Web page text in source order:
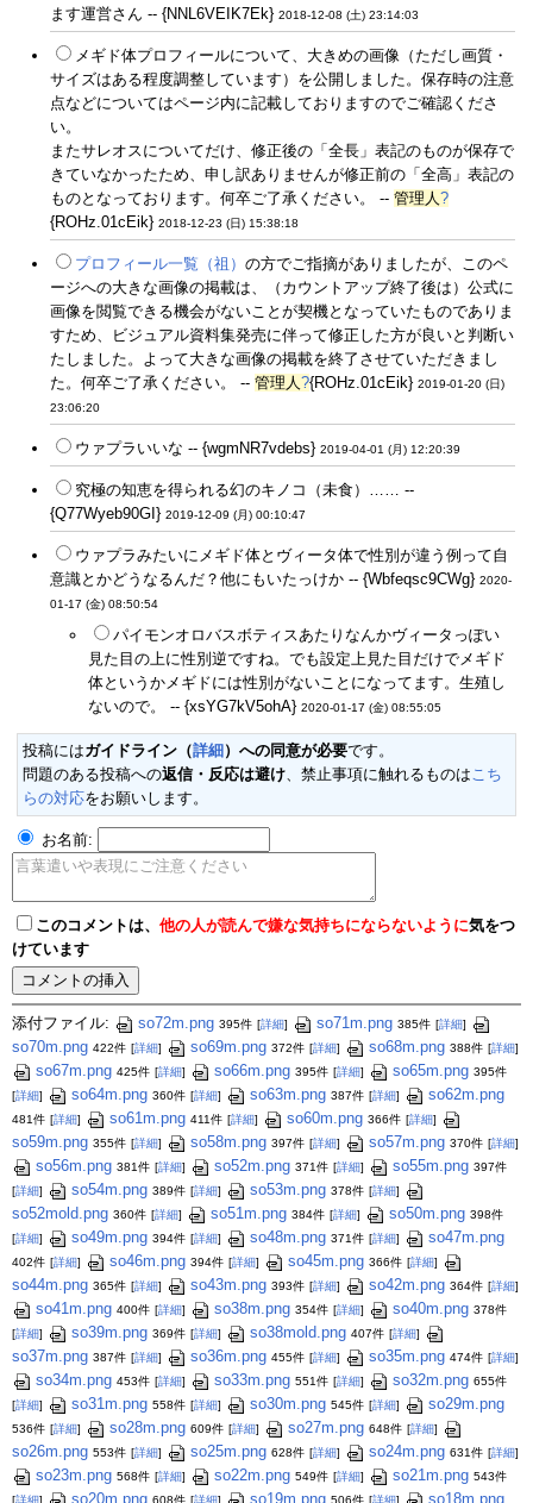
ます運営さん -- {NNL6VEIK7Ek} 2018-12-08 (土) 23:14:03
メギド体プロフィールについて、大きめの画像（ただし画質・
サイズはある程度調整しています）を公開しました。保存時の注意
点などについてはページ内に記載しておりますのでご確認くださ
い。
またサレオスについてだけ、修正後の「全長」表記のものが保存で
きていなかったため、申し訳ありませんが修正前の「全高」表記の
ものとなっております。何卒ご了承ください。 -- 管理人?
{ROHz.01cEik} 2018-12-23 (日) 15:38:18
プロフィール一覧（祖） の方でご指摘がありましたが、このペ
ージへの大きな画像の掲載は、（カウントアップ終了後は）公式に
画像を閲覧できる機会がないことが契機となっていたものでありま
すため、ビジュアル資料集発売に伴って修正した方が良いと判断い
たしました。よって大きな画像の掲載を終了させていただきまし
た。何卒ご了承ください。 -- 管理人?{ROHz.01cEik} 2019-01-20 (日)
23:06:20
ウァプラいいな -- {wgmNR7vdebs} 2019-04-01 (月) 12:20:39
究極の知恵を得られる幻のキノコ（未食）…… --
{Q77Wyeb90GI} 2019-12-09 (月) 00:10:47
ウァプラみたいにメギド体とヴィータ体で性別が違う例って自
意識とかどうなるんだ？他にもいたっけか -- {Wbfeqsc9CWg} 2020-
01-17 (金) 08:50:54
パイモンオロバスボティスあたりなんかヴィータっぽい
見た目の上に性別逆ですね。でも設定上見た目だけでメギド
体というかメギドには性別がないことになってます。生殖し
ないので。 -- {xsYG7kV5ohA} 2020-01-17 (金) 08:55:05
投稿にはガイドライン（詳細 ）への同意が必要です。
問題のある投稿への返信・反応は避け、禁止事項に触れるものはこち
らの対応をお願いします。
お名前:
このコメントは、 他の人が読んで嫌な気持ちにならないように気をつ
けています
添付ファイル: so72m.png 395件 [詳細] so71m.png 385件 [詳細]
so70m.png 422件 [詳細] so69m.png 372件 [詳細] so68m.png 388件 [詳細]
so67m.png 425件 [詳細] so66m.png 395件 [詳細] so65m.png 395件
[詳細] so64m.png 360件 [詳細] so63m.png 387件 [詳細] so62m.png
481件 [詳細] so61m.png 411件 [詳細] so60m.png 366件 [詳細]
so59m.png 355件 [詳細] so58m.png 397件 [詳細] so57m.png 370件 [詳細]
so56m.png 381件 [詳細] so52m.png 371件 [詳細] so55m.png 397件
[詳細] so54m.png 389件 [詳細] so53m.png 378件 [詳細]
so52mold.png 360件 [詳細] so51m.png 384件 [詳細] so50m.png 398件
[詳細] so49m.png 394件 [詳細] so48m.png 371件 [詳細] so47m.png
402件 [詳細] so46m.png 394件 [詳細] so45m.png 366件 [詳細]
so44m.png 365件 [詳細] so43m.png 393件 [詳細] so42m.png 364件 [詳細]
so41m.png 400件 [詳細] so38m.png 354件 [詳細] so40m.png 378件
[詳細] so39m.png 369件 [詳細] so38mold.png 407件 [詳細]
so37m.png 387件 [詳細] so36m.png 455件 [詳細] so35m.png 474件 [詳細]
so34m.png 453件 [詳細] so33m.png 551件 [詳細] so32m.png 655件
[詳細] so31m.png 558件 [詳細] so30m.png 545件 [詳細] so29m.png
536件 [詳細] so28m.png 609件 [詳細] so27m.png 648件 [詳細]
so26m.png 553件 [詳細] so25m.png 628件 [詳細] so24m.png 631件 [詳細]
so23m.png 568件 [詳細] so22m.png 549件 [詳細] so21m.png 543件
so20m.png so19m.png so18m.png